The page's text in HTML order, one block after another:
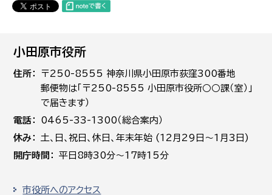
小田原市役所
住所
〒250-8555 神奈川県小田原市荻窪300番地
郵便物は「〒250-8555 小田原市役所○○課（室）」
で届きます）
電話
0465-33-1300（総合案内）
休み
土､日､祝日、休日、年末年始 (12月29日～1月3日)
開庁時間
平日8時30分～17時15分
市役所へのアクセス